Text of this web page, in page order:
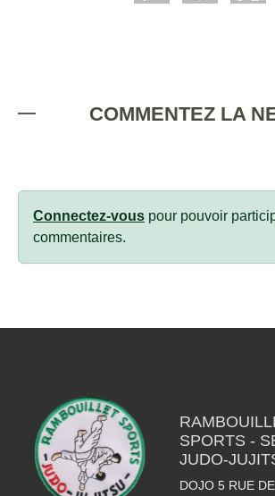
COMMENTEZ LA
Connectez-vous pour pouvoir
commentaires.
SPORTS -
JUDO-
DOJO 5 RUE